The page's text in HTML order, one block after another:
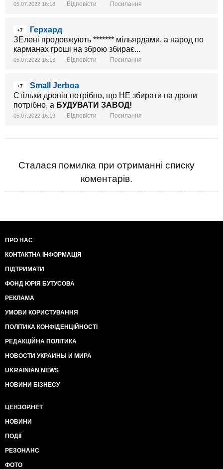
05.07.2022 16:18 Відповісти Посилання
+7
Герхард
ЗЕлені продовжують ******* мільярдами, а народ по
карманах гроші на зброю збирає...
05.07.2022 16:16 Відповісти Посилання
+7
Small Jerboa
Стільки дронів потрібно, що НЕ збирати на дрони
потрібно, а БУДУВАТИ ЗАВОД!
05.07.2022 16:19 Відповісти Посилання
Сталася помилка при отриманні списку
коментарів.
ПРО НАС
КОНТАКТНА ІНФОРМАЦІЯ
ПІДТРИМАТИ
ФОНД ЮРІЯ БУТУСОВА
РЕКЛАМА
УМОВИ КОРИСТУВАННЯ
ПОЛІТИКА КОНФІДЕНЦІЙНОСТІ
РЕДАКЦІЙНА ПОЛІТИКА
НОВОСТИ УКРАИНЫ И МИРА
UKRAINIAN NEWS
НОВИНИ БІЗНЕСУ
ЦЕНЗОР.НЕТ
НОВИНИ
ПОДІЇ
РЕЗОНАНС
ФОТО